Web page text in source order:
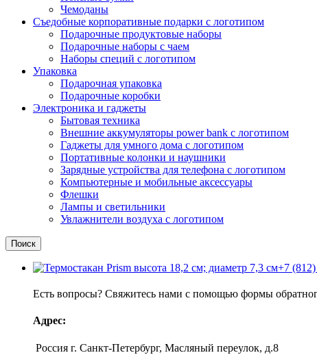
Чемоданы
Съедобные корпоративные подарки с логотипом
Подарочные продуктовые наборы
Подарочные наборы с чаем
Наборы специй с логотипом
Упаковка
Подарочная упаковка
Подарочные коробки
Электроника и гаджеты
Бытовая техника
Внешние аккумуляторы power bank с логотипом
Гаджеты для умного дома с логотипом
Портативные колонки и наушники
Зарядные устройства для телефона с логотипом
Компьютерные и мобильные аксессуары
Флешки
Лампы и светильники
Увлажнители воздуха с логотипом
Поиск
+7
Есть вопросы? Свяжитесь нами с помощью формы
Адрес:
Россия г. Санкт-Петербург, Масляный переулок, д.8